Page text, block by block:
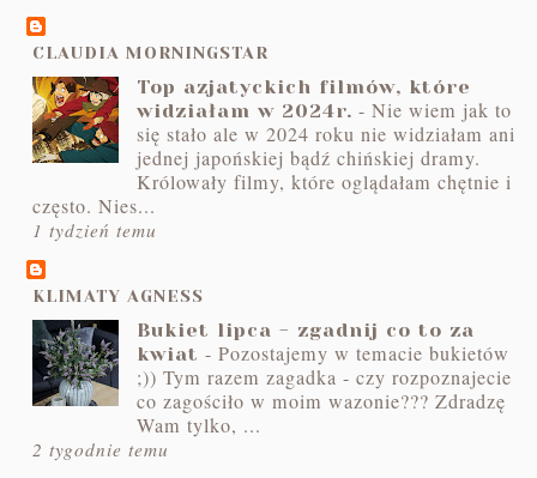
CLAUDIA MORNINGSTAR
Top azjatyckich filmów, które
widziałam w 2024r. -Nie wiem jak to
się stało ale w 2024 roku nie widziałam ani
jednej japońskiej bądź chińskiej dramy.
Królowały filmy, które oglądałam chętnie i
często. Nies...
1 tydzień temu
KLIMATY AGNESS
Bukiet lipca - zgadnij co to za
kwiat -Pozostajemy w temacie bukietów
;)) Tym razem zagadka - czy rozpoznajecie
co zagościło w moim wazonie??? Zdradzę
Wam tylko, ...
2 tygodnie temu